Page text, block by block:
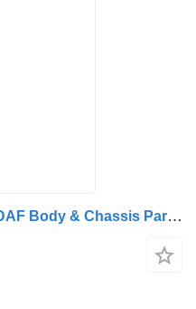
Шланг воздухозаборника DAF Body & Chassis Parts Luchtinlaat cabine CF 1371773 для грузовика